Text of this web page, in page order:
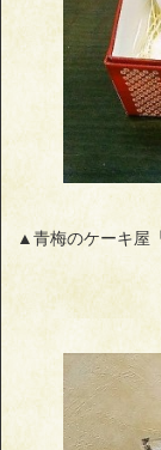
▲青梅のケーキ屋